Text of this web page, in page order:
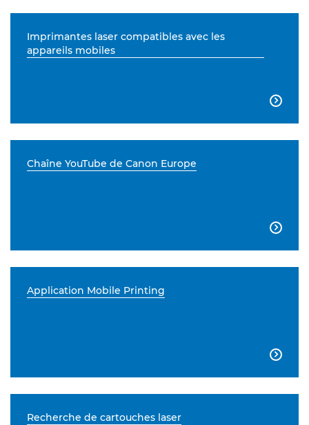
Imprimantes laser compatibles avec les
appareils mobiles

Chaîne YouTube de Canon Europe

Application Mobile Printing

Recherche de cartouches laser